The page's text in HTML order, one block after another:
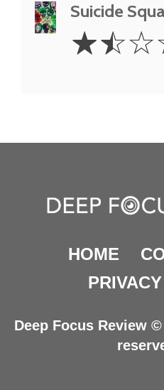
Suicide
1.5
Stars
☆☆☆
HOME
Deep Focus Review